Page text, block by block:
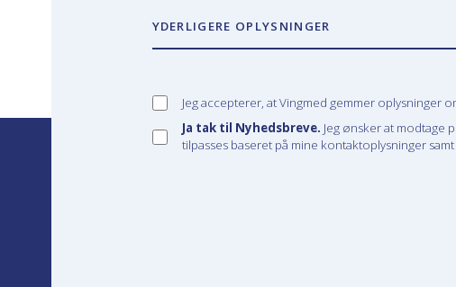
YDERLIGERE OPLYSNINGER
Jeg accepterer, at Vingmed gemmer oplysninger
Ja tak til Nyhedsbreve. Jeg ønsker at modtage
tilpasses baseret på mine kontaktoplysninger